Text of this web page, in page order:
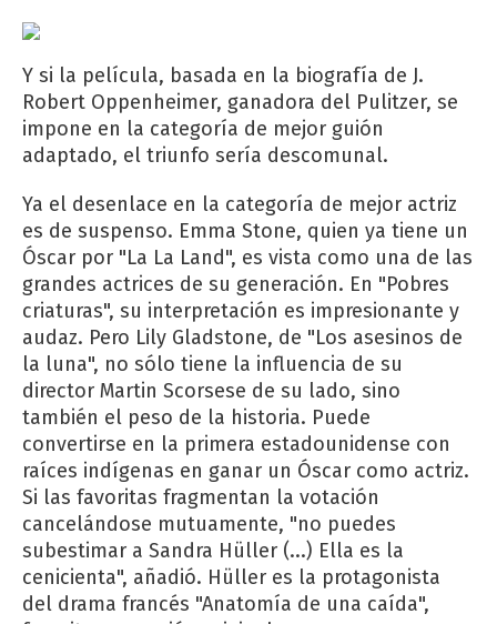
Y si la película, basada en la biografía de J.
Robert Oppenheimer, ganadora del Pulitzer, se
impone en la categoría de mejor guión
adaptado, el triunfo sería descomunal.
Ya el desenlace en la categoría de mejor actriz
es de suspenso. Emma Stone, quien ya tiene un
Óscar por "La La Land", es vista como una de las
grandes actrices de su generación. En "Pobres
criaturas", su interpretación es impresionante y
audaz. Pero Lily Gladstone, de "Los asesinos de
la luna", no sólo tiene la influencia de su
director Martin Scorsese de su lado, sino
también el peso de la historia. Puede
convertirse en la primera estadounidense con
raíces indígenas en ganar un Óscar como actriz.
Si las favoritas fragmentan la votación
cancelándose mutuamente, "no puedes
subestimar a Sandra Hüller (...) Ella es la
cenicienta", añadió. Hüller es la protagonista
del drama francés "Anatomía de una caída",